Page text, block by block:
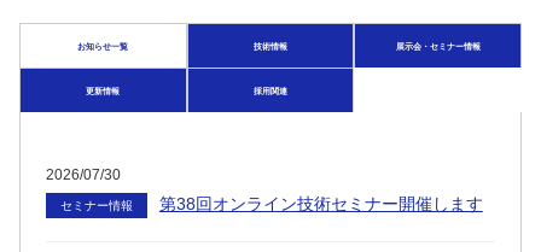
お知らせ一覧 技術情報 展示会・セミナー情報
更新情報 採用関連
2026/07/30
セミナー情報 第38回オンライン技術セミナー開催します